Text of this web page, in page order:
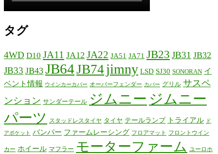
タグ
4WD D10 JA11 JA12 JA22 JA51 JA71 JB23 JB31 JB32
JB33 JB43 JB64JB74 jimny LSD SJ30 SONORAN イ
ベント情報
ウインカーカバー オーバーフェンダー カバー グリル サスペ
ンション サンダーテール ジムニー ジムニー
パーツ
スタッドレスタイヤ タイヤ テールランプ トライアル ド
アポケット バンパー ファームレーシング フロアマット フロントウイン
カー ホイール マフラー モーターファーム ユーロホ